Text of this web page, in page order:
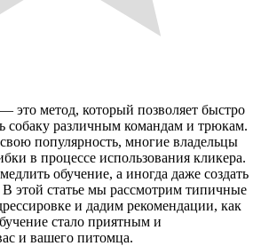
это метод, который позволяет быстро
собаку различным командам и трюкам.
популярность, многие владельцы
в процессе использования кликера.
обучение, а иногда даже создать
этой статье мы рассмотрим типичные
и дадим рекомендации, как
стало приятным и
и вашего питомца.